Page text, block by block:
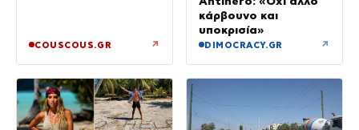
COUSCOUS.GR ↗
κάρβουνο και
υποκρισία»
DIMOCRACY.GR ↗